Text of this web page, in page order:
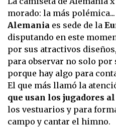
morado: la más
Alemania es sede de la
disputando en este
por sus atractivos
para observar no solo
porque hay algo para
El que más llamó la
que usan los jugadores
los vestuarios y para
campo y cantar el himno.